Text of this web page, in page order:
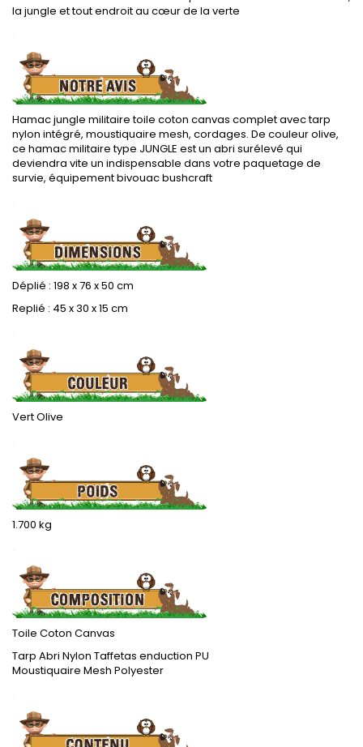
la jungle et tout endroit au cœur de la verte
.
Hamac jungle militaire toile coton canvas complet avec tarp
nylon intégré, moustiquaire mesh, cordages. De couleur olive,
ce hamac militaire type JUNGLE estun abri surélevé qui
deviendra vite un indispensable dans votre paquetage de
survie, équipement bivouac bushcraft
.
Déplié : 198 x 76 x 50 cm
Replié : 45 x 30 x 15 cm
.
Vert Olive
.
1.700 kg
.
Toile Coton Canvas
Tarp Abri Nylon Taffetas enduction PU
Moustiquaire Mesh Polyester
.